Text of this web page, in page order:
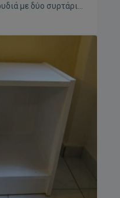
με δύο συρτάρια,